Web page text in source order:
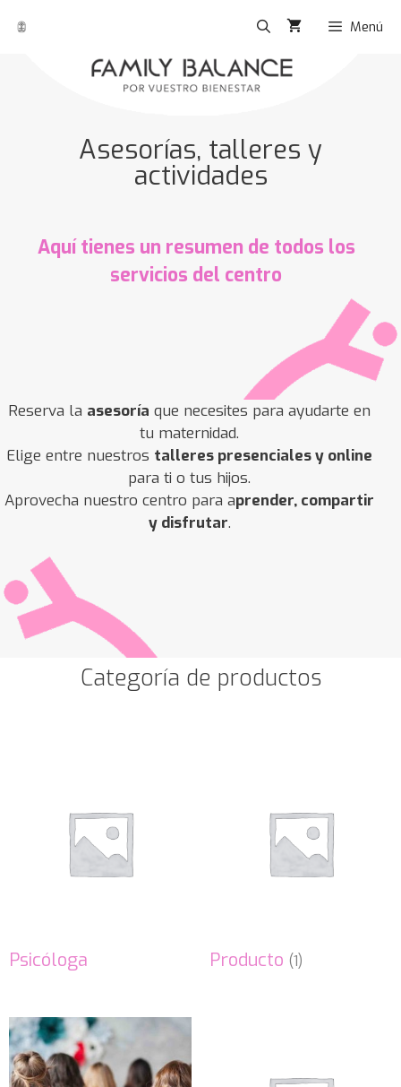
Menú
Asesorías, talleres y
actividades
Aquí tienes un resumen de todos los
servicios del centro
Reserva la asesoría que necesites para ayudarte en
tu maternidad.
Elige entre nuestros talleres presenciales y online
para ti o tus hijos.
Aprovecha nuestro centro para aprender, compartir
y disfrutar.
Categoría de productos
Psicóloga Producto (1)